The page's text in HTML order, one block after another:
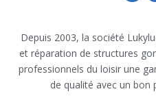
Depuis 2003, la société
et réparation de structures
professionnels du loisir une
de qualité avec un